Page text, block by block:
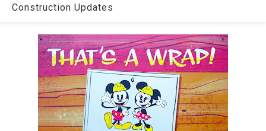
Construction Updates